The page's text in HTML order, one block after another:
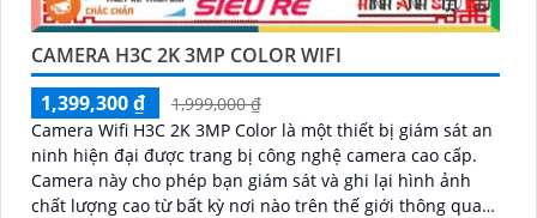
CAMERA H3C 2K 3MP COLOR WIFI
1,399,300 ₫
1,999,000 ₫
Camera Wifi H3C 2K 3MP Color là một thiết bị giám sát an
ninh hiện đại được trang bị công nghệ camera cao cấp.
Camera này cho phép bạn giám sát và ghi lại hình ảnh
chất lượng cao từ bất kỳ nơi nào trên thế giới thông qua